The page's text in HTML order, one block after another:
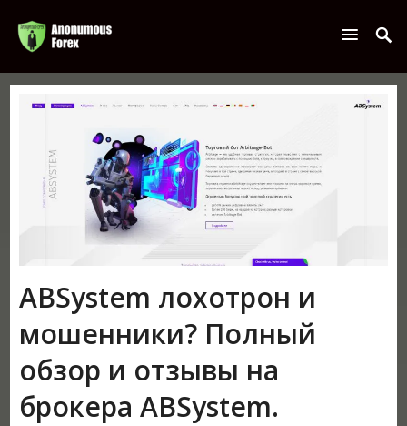
ABSystem лохотрон и
мошенники? Полный
обзор и отзывы на
брокера ABSystem.